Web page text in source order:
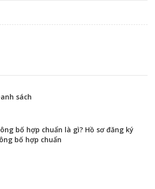
sách
bố hợp chuẩn là gì? Hồ sơ đăng ký
bố hợp chuẩn